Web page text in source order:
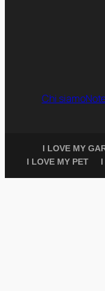
Chi siamo
I LOVE MY
I LOVE MY PET